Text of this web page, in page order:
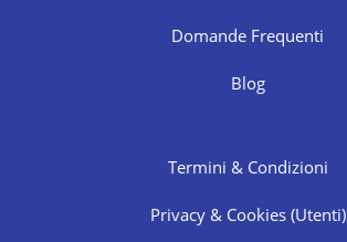
Domande Frequenti
Blog
Termini & Condizioni
Privacy & Cookies (Utenti)